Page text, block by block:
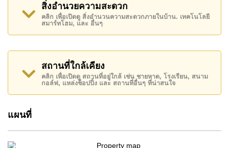
สถานที่สำคัญใกล้ Chockchai Garden Home 1 ได้แก่:
บิ๊กซีพัทยาใต้, ซูเปอร์มาร์เก็ตอาหารสด , ตลาดน้ำสี่ภาค
พัทยา, อันเดอร์วอเตอร์ เวิลด์ , สยามคันทรีคลับ (สนาม
เก่า ไร่ ริมน้ำ และโรลลิ่งฮิลส์) , รพ.กรุงเทพพัทยา,
รพ.กรุงเทพจอมเทียน
อสังหาริมทรัพย์นี้เปิดให้เช่าระยะยาวในราคา ฿ 11,300
บาทต่อเดือน
โปรดทราบว่าราคาค่าเช่าที่ Cornerstone Real Estate
สิ่งอำนวยความสะดวก
คลิก เพื่อเปิดดู สิ่งอำนวนความสะดวกภายในบ้าน. เทคโนโลยี
สมาร์ทโฮม, และ อื่นๆ
สถานที่ใกล้เคียง
คลิก เพื่อเปิดดู สถานที่อยู่ใกล้ เช่น ชายหาด, โรงเรียน, สนาม
กอล์ฟ, แหล่งช็อปปิ้ง และ สถานที่อื่นๆ ที่น่าสนใจ
แผนที่